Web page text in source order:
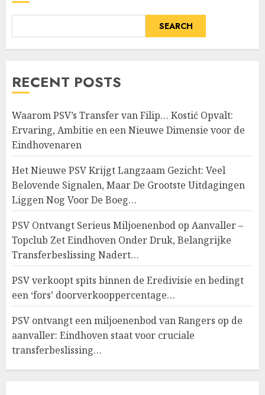
SEARCH
RECENT POSTS
Waarom PSV’s Transfer van Filip… Kostić Opvalt:
Ervaring, Ambitie en een Nieuwe Dimensie voor de
Eindhovenaren
Het Nieuwe PSV Krijgt Langzaam Gezicht: Veel
Belovende Signalen, Maar De Grootste Uitdagingen
Liggen Nog Voor De Boeg…
PSV Ontvangt Serieus Miljoenenbod op Aanvaller –
Topclub Zet Eindhoven Onder Druk, Belangrijke
Transferbeslissing Nadert…
PSV verkoopt spits binnen de Eredivisie en bedingt
een ‘fors’ doorverkooppercentage…
PSV ontvangt een miljoenenbod van Rangers op de
aanvaller: Eindhoven staat voor cruciale
transferbeslissing…